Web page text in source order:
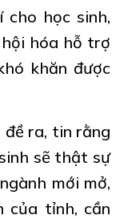
cho học sinh,
hóa hỗ trợ
khăn được
ra, tin rằng
sẽ thật sự
mới mở,
của tỉnh, cần